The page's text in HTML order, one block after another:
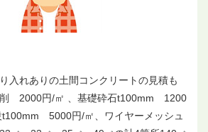
入れありの土間コンクリートの見積も
削 2000円/㎡ 、基礎砕石t100mm 1200
t100mm 5000円/㎡、ワイヤーメッシュ